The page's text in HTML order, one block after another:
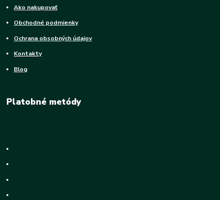
Ako nakupovať
Obchodné podmienky
Ochrana obsobných údajov
Kontakty
Blog
Platobné metódy